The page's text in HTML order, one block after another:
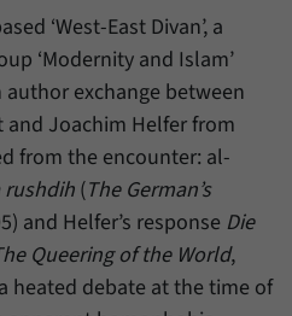
‘West-East Divan’, a
‘Modernity and Islam’
author exchange between
and Joachim Helfer from
from the encounter: al-
(The German’s
and Helfer’s response Die
Queering of the World,
heated debate at the time of
den aktuellen Aufenthalt von
unserer Internetseite